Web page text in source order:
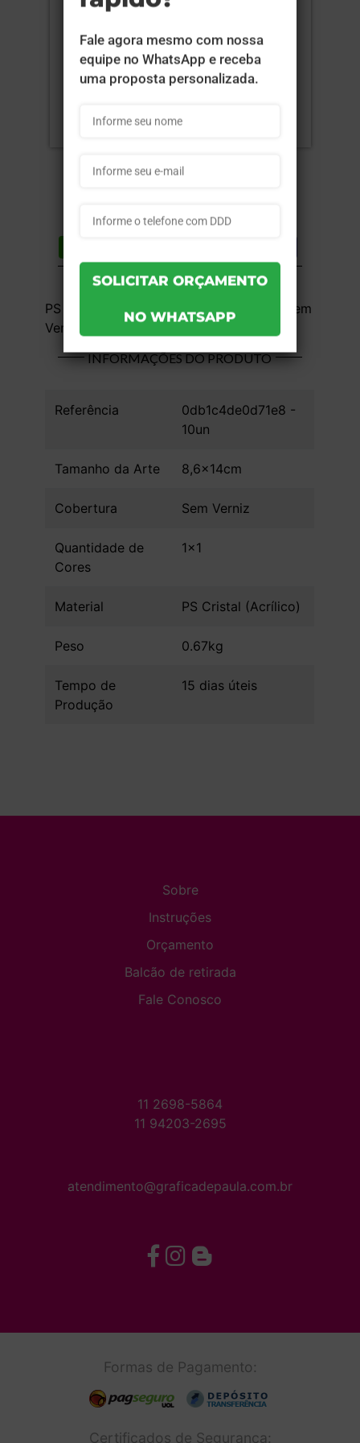
DESCRIÇÃO DO PRODUTO
PS Cristal (Acrílico) - 1x1 - 8,6x14cm - Sem
Verniz - 10 unid
INFORMAÇÕES DO PRODUTO
Referência
0db1c4de0d71e8 -
10un
Tamanho da Arte 8,6x14cm
Cobertura Sem Verniz
Quantidade de
Cores
1x1
Material PS Cristal (Acrílico)
Peso 0.67kg
Tempo de
Produção
15 dias úteis
Sobre
Instruções
Orçamento
Balcão de retirada
Fale Conosco
11 2698-5864
11 94203-2695
atendimento@graficadepaula.com.br
Formas de Pagamento:
Certificados de Segurança: